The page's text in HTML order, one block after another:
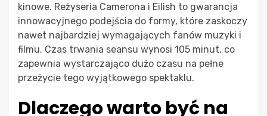
kinowe. Reżyseria Camerona i Eilish to gwarancja
innowacyjnego podejścia do formy, które zaskoczy
nawet najbardziej wymagających fanów muzyki i
filmu. Czas trwania seansu wynosi 105 minut, co
zapewnia wystarczająco dużo czasu na pełne
przeżycie tego wyjątkowego spektaklu.
Dlaczego warto być na